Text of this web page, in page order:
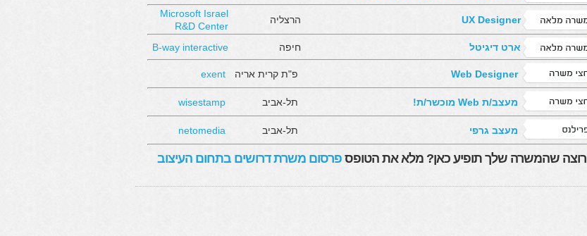
UX Designer הרצליה
Microsoft Israel
R&D Center
ארט דיגיטל
חיפה B-way interactive
Web Designer פ"ת קרית אריה exent
מעצב/ת Web מוכשר/ת! תל-אביב wisestamp
מעצב גרפי תל-אביב netomedia
רוצה שהמשרה שלך תופיע כאן? מלא את הטופספרסום משרת דרושים בתחום העיצוב